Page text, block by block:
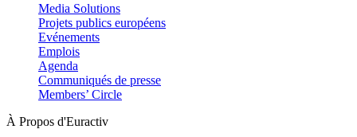
Media Solutions
Projets publics européens
Evénements
Emplois
Agenda
Communiqués de presse
Members’ Circle
À Propos d'Euractiv